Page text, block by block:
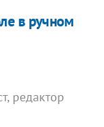
в ручном
редактор